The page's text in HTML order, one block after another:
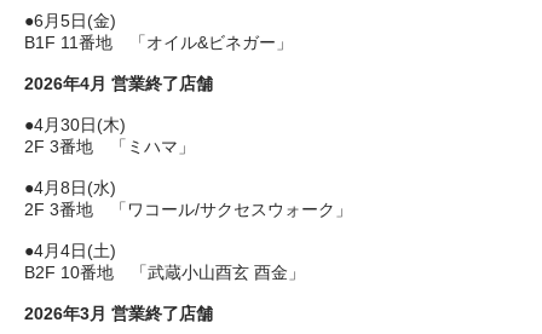
●6月5日(金)
B1F 11番地 「オイル&ビネガー」
2026年4月 営業終了店舗
●4月30日(木)
2F 3番地 「ミハマ」
●4月8日(水)
2F 3番地 「ワコール/サクセスウォーク」
●4月4日(土)
B2F 10番地 「武蔵小山酉玄 酉金」
2026年3月 営業終了店舗